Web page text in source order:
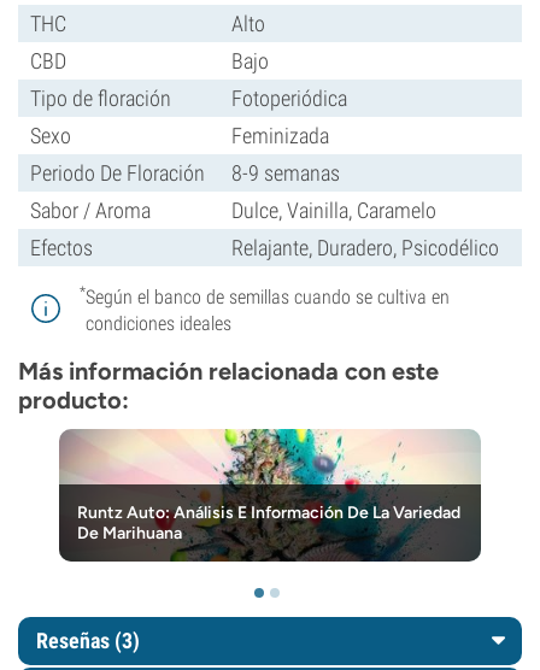
THC
Alto
CBD
Bajo
Tipo de floración
Fotoperiódica
Sexo
Feminizada
Periodo De Floración
8-9 semanas
Sabor / Aroma
Dulce, Vainilla, Caramelo
Efectos
Relajante, Duradero, Psicodélico
*Según el banco de semillas cuando se cultiva en
condiciones ideales
Más información relacionada con este
producto:
Runtz Auto: Análisis E Información De La Variedad
De Marihuana
Reseñas (3)